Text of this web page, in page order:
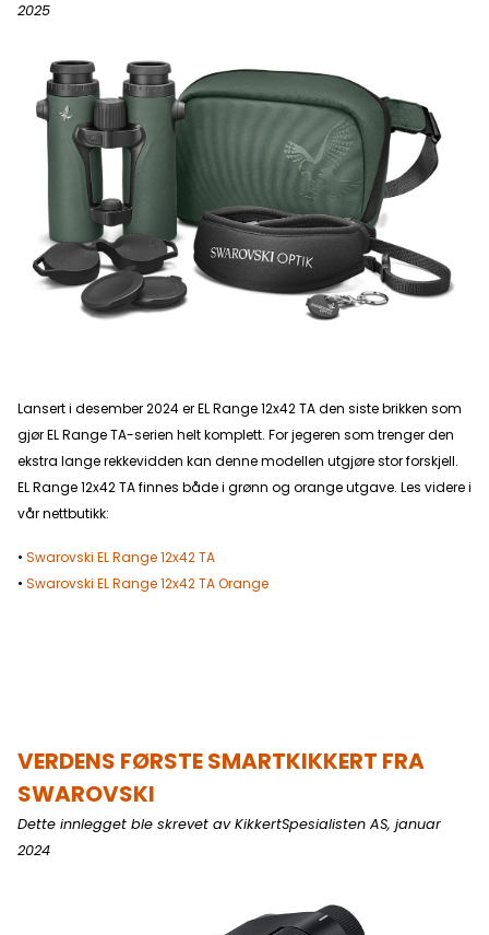
2025
Lansert i desember 2024 er EL Range 12x42 TA den siste brikken som
gjør EL Range TA-serien helt komplett. For jegeren som trenger den
ekstra lange rekkevidden kan denne modellen utgjøre stor forskjell.
EL Range 12x42 TA finnes både i grønn og orange utgave. Les videre i
vår nettbutikk:
• Swarovski EL Range 12x42 TA
• Swarovski EL Range 12x42 TA Orange
VERDENS FØRSTE SMARTKIKKERT FRA
SWAROVSKI
Dette innlegget ble skrevet av KikkertSpesialisten AS, januar
2024